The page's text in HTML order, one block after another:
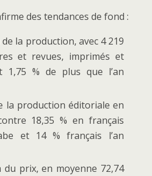
des tendances de fond :
la production, avec 4 219
et revues, imprimés et
1,75 % de plus que l’an
la production éditoriale en
18,35 % en français
et 14 % français l’an
prix, en moyenne 72,74